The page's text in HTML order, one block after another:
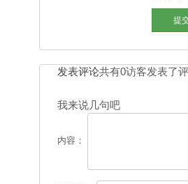
发表评论共有0访客发表了
我来说几句吧
内容：